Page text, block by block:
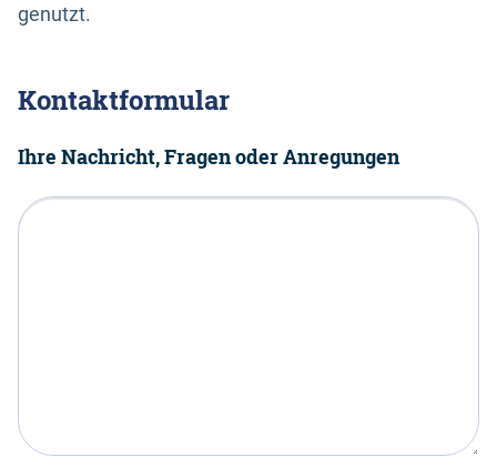
genutzt.
Kontaktformular
Ihre Nachricht, Fragen oder Anregungen